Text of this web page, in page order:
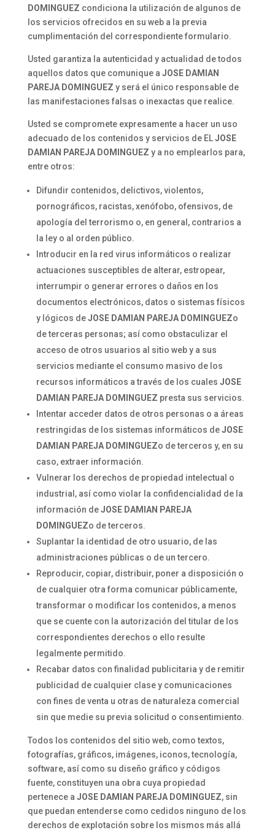
DOMINGUEZ condiciona la utilización de algunos de
los servicios ofrecidos en su web a la previa
cumplimentación del correspondiente formulario.
Usted garantiza la autenticidad y actualidad de todos
aquellos datos que comunique a JOSE DAMIAN
PAREJA DOMINGUEZ y será el único responsable de
las manifestaciones falsas o inexactas que realice.
Usted se compromete expresamente a hacer un uso
adecuado de los contenidos y servicios de ELJOSE
DAMIAN PAREJA DOMINGUEZ y a no emplearlos para,
entre otros:
Difundir contenidos, delictivos, violentos,
pornográficos, racistas, xenófobo, ofensivos, de
apología del terrorismo o, en general, contrarios a
la ley o al orden público.
Introducir en la red virus informáticos o realizar
actuaciones susceptibles de alterar, estropear,
interrumpir o generar errores o daños en los
documentos electrónicos, datos o sistemas físicos
y lógicos deJOSE DAMIAN PAREJA DOMINGUEZo
de terceras personas; así como obstaculizar el
acceso de otros usuarios al sitio web y a sus
servicios mediante el consumo masivo de los
recursos informáticos a través de los cuales JOSE
DAMIAN PAREJA DOMINGUEZ presta sus servicios.
Intentar acceder datos de otros personas o a áreas
restringidas de los sistemas informáticos deJOSE
DAMIAN PAREJA DOMINGUEZo de terceros y, en su
caso, extraer información.
Vulnerar los derechos de propiedad intelectual o
industrial, así como violar la confidencialidad de la
información deJOSE DAMIAN PAREJA
DOMINGUEZo de terceros.
Suplantar la identidad de otro usuario, de las
administraciones públicas o de un tercero.
Reproducir, copiar, distribuir, poner a disposición o
de cualquier otra forma comunicar públicamente,
transformar o modificar los contenidos, a menos
que se cuente con la autorización del titular de los
correspondientes derechos o ello resulte
legalmente permitido.
Recabar datos con finalidad publicitaria y de remitir
publicidad de cualquier clase y comunicaciones
con fines de venta u otras de naturaleza comercial
sin que medie su previa solicitud o consentimiento.
Todos los contenidos del sitio web, como textos,
fotografías, gráficos, imágenes, iconos, tecnología,
software, así como su diseño gráfico y códigos
fuente, constituyen una obra cuya propiedad
pertenece a JOSE DAMIAN PAREJA DOMINGUEZ, sin
que puedan entenderse como cedidos ninguno de los
derechos de explotación sobre los mismos más allá